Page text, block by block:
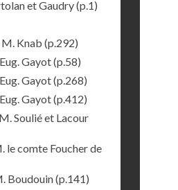
et Gaudry(p.1)
Knab (p.292)
Gayot(p.58)
Gayot(p.268)
Gayot(p.412)
Soulié et Lacour
le comte Foucher de
Boudouin(p.141)